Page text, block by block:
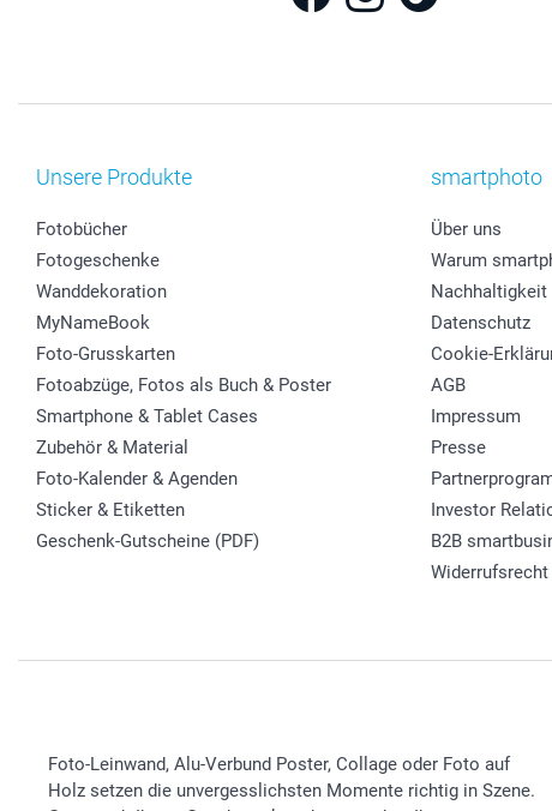
Unsere Produkte
Fotobücher
Fotogeschenke
Wanddekoration
MyNameBook
Foto-Grusskarten
Fotoabzüge, Fotos als Buch & Poster
Smartphone & Tablet Cases
Zubehör & Material
Foto-Kalender & Agenden
Sticker & Etiketten
Geschenk-Gutscheine (PDF)
smartphoto
Über uns
Warum
Nachhaltigkeit
Datenschutz
Cookie-
AGB
Impressum
Presse
Investor
B2B
Widerrufsrecht
Foto-Leinwand, Alu-Verbund Poster, Collage oder Foto auf
Holz setzen die unvergesslichsten Momente richtig in Szene.